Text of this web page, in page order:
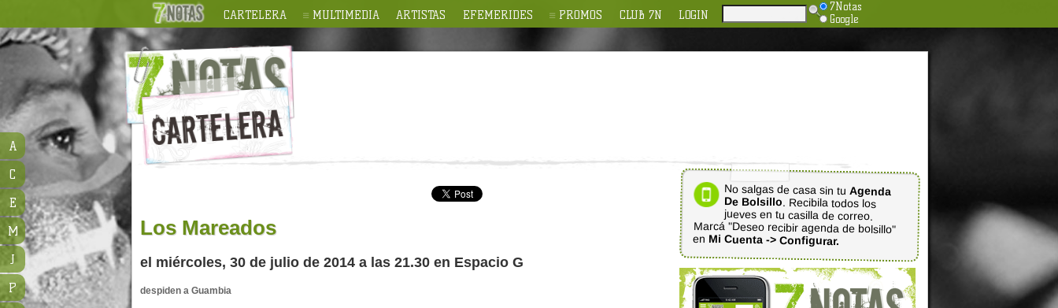
CARTELERA MULTIMEDIA ARTISTAS EFEMERIDES PROMOS CLUB 7N LOGIN
7Notas
Google
Los Mareados
el miércoles, 30 de julio de 2014 a las 21.30 en Espacio G
despiden a Guambia
No salgas de casa sin tu Agenda
De Bolsillo. Recibila todos los
jueves en tu casilla de correo.
Marcá "Deseo recibir agenda de bolsillo"
en Mi Cuenta -> Configurar.
A
C
E
M
J
P